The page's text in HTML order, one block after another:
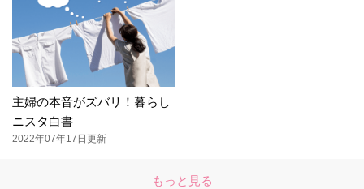
主婦の本音がズバリ！暮らし
ニスタ白書
2022年07年17日更新
もっと見る